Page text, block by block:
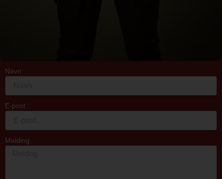
Navn
E-post
Melding